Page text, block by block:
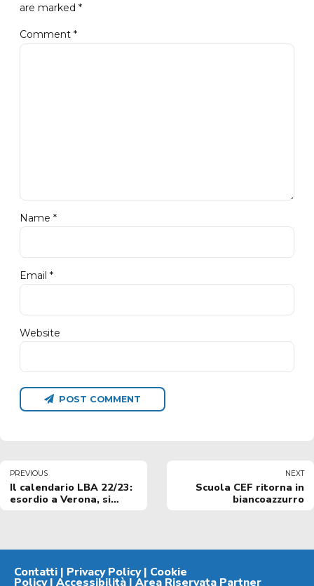
are marked *
Comment *
Name *
Email *
Website
POST COMMENT
PREVIOUS
Il calendario LBA 22/23:
esordio a Verona, si
NEXT
Scuola CEF ritorna in
biancoazzurro
Contatti | Privacy Policy| Cookie
Policy| Accessibilità | Area Riservata Partner